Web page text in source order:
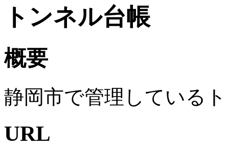
トンネル台帳
概要
静岡市で管理している
URL